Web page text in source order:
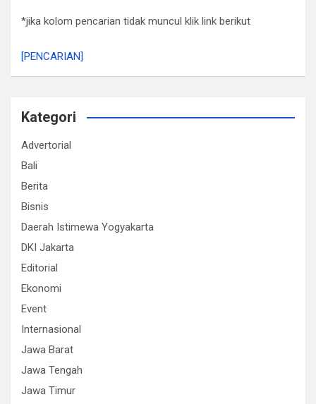
*jika kolom pencarian tidak muncul klik link berikut
[PENCARIAN]
Kategori
Advertorial
Bali
Berita
Bisnis
Daerah Istimewa Yogyakarta
DKI Jakarta
Editorial
Ekonomi
Event
Internasional
Jawa Barat
Jawa Tengah
Jawa Timur